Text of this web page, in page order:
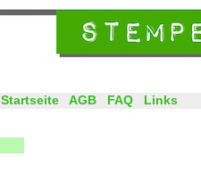
Startseite AGB FAQ Links